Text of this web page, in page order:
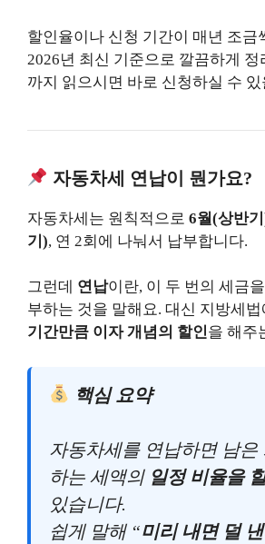
할인율이나 신청 기간이 매년 조금
2026년 최신 기준으로 깔끔하게 정
까지 읽으시면 바로 신청하실 수
자동차세 연납이 뭔가요?
자동차세는 원칙적으로 6월(상반
기), 연 2회에 나눠서 납부합니다.
그런데 연납이란, 이 두 번의 세금
부하는 것을 말해요. 대신 지방세
기간만큼 이자 개념의 할인을 해주
핵심 요약
자동차세를 연납하면 남은
하는 세액의 일정 비율을
있습니다.
쉽게 말해 “미리 내면 덜